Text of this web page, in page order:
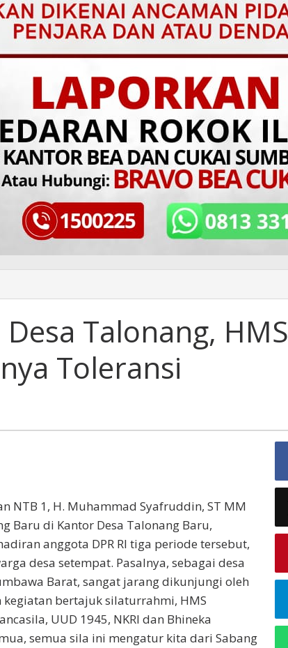
Talonang, HMS
Toleransi
NTB 1, H. Muhammad Syafruddin, ST MM
Baru di Kantor Desa Talonang Baru,
anggota DPR RI tiga periode tersebut,
desa setempat. Pasalnya, sebagai desa
Barat, sangat jarang dikunjungi oleh
kegiatan bertajuk silaturrahmi, HMS
UUD 1945, NKRI dan Bhineka
semua sila ini mengatur kita dari Sabang